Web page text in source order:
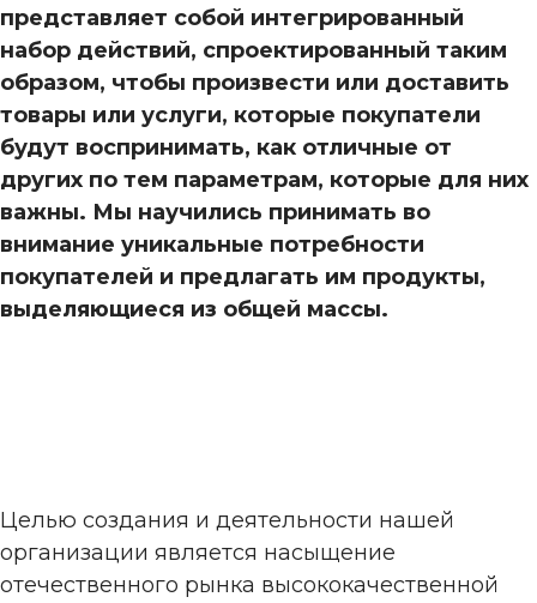
представляет собой интегрированный
набор действий, спроектированный таким
образом, чтобы произвести или доставить
товары или услуги, которые покупатели
будут воспринимать, как отличные от
других по тем параметрам, которые для них
важны. Мы научились принимать во
внимание уникальные потребности
покупателей и предлагать им продукты,
выделяющиеся из общей массы.
Целью создания и деятельности нашей
организации является насыщение
отечественного рынка высококачественной